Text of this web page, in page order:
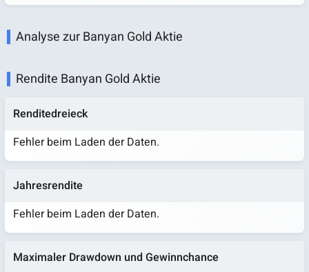
Analyse zur Banyan Gold Aktie
Rendite Banyan Gold Aktie
Renditedreieck
Fehler beim Laden der Daten.
Jahresrendite
Fehler beim Laden der Daten.
Maximaler Drawdown und Gewinnchance